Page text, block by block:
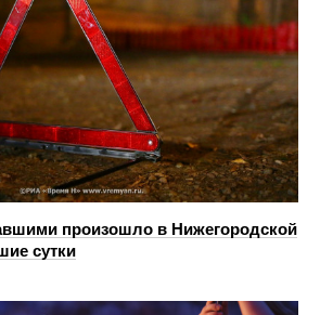
произошло в Нижегородской
сутки